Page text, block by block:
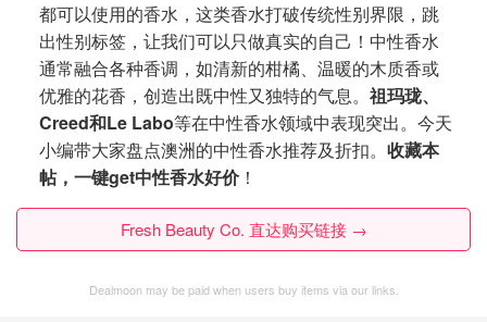
都可以使用的香水，这类香水打破传统性别界限，跳
出性别标签，让我们可以只做真实的自己！中性香水
通常融合各种香调，如清新的柑橘、温暖的木质香或
优雅的花香 ，创造出既中性又独特的气息。 祖玛珑、
Creed和Le Labo等在中性香水领域中表现突出。今天
小编带大家盘点澳洲的中性香水推荐及折扣。 收藏本
帖，一键get中性香水好价！
Fresh Beauty Co. 直达购买链接 →
Dealmoon may be paid when users buy items via our links.